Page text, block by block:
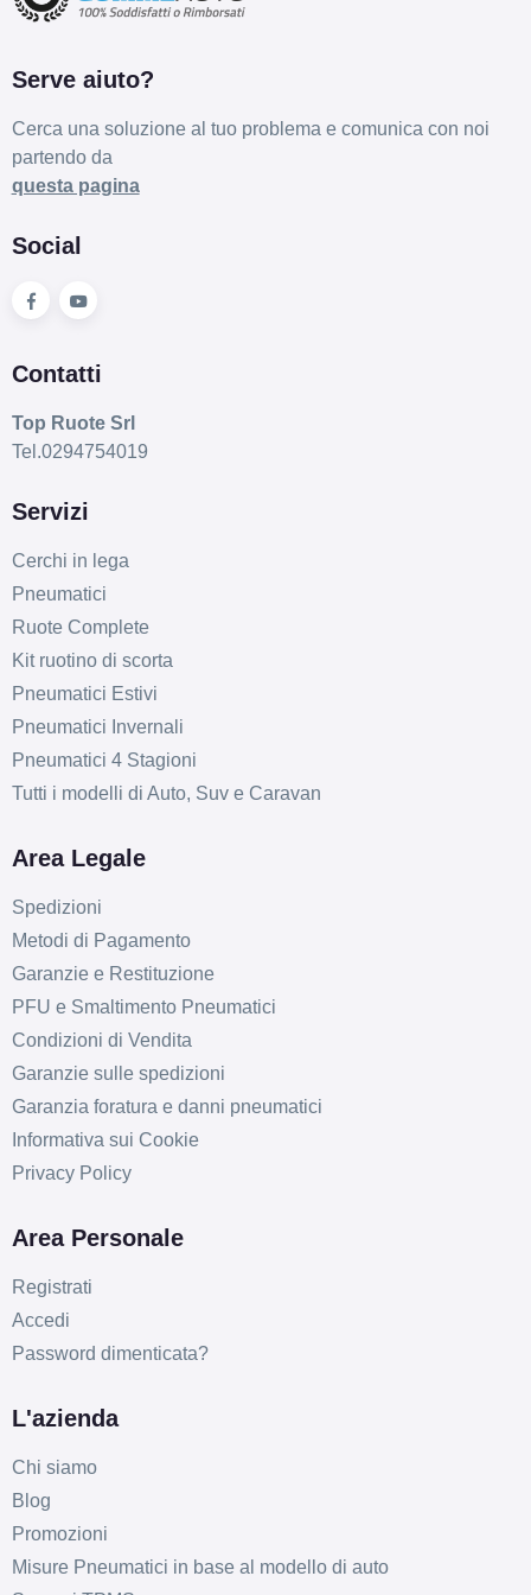
Matt Bronze 5 fori 19"
8X19 ET25 5x112
Foro centrale: 66.6mm
Esaurito
ARCASTING Predator
8X19 ET35 5x112
Esaurito
ARCASTING Predator
Matt Bronze 5 fori 19"
Foro centrale: 66.6mm
ARCASTING Predator
Matt Bronze 5 fori 19"
8X19 ET43 5x114.3
Foro centrale: 67.1mm
Esaurito
ARCASTING Predator
9X19 ET40 5x112
Esaurito
ARCASTING Predator
Matt Bronze 5 fori 19"
9X19 ET40 5x114.3
Foro centrale: 64.1mm
ARCASTING Predator
Matt Bronze 5 fori 19"
Foro centrale: 72.6mm
Esaurito
Black Polished 5 fori
Foro centrale: 65.1mm
Esaurito
ARCASTING Predator
Black Polished 5 fori
19" 9X19 ET40 5x114.3
Serve aiuto?
Cerca una soluzione al tuo problema e comunica con noi
partendo da
questa pagina
Social
Contatti
Top Ruote Srl
Tel.0294754019
Servizi
Cerchi in lega
Pneumatici
Ruote Complete
Kit ruotino di scorta
Pneumatici Estivi
Pneumatici Invernali
Pneumatici 4 Stagioni
Tutti i modelli di Auto, Suv e Caravan
Area Legale
Spedizioni
Metodi di Pagamento
Garanzie e Restituzione
PFU e Smaltimento Pneumatici
Condizioni di Vendita
Garanzie sulle spedizioni
Garanzia foratura e danni pneumatici
Informativa sui Cookie
Privacy Policy
Area Personale
Registrati
Accedi
Password dimenticata?
L'azienda
Chi siamo
Blog
Promozioni
Misure Pneumatici in base al modello di auto